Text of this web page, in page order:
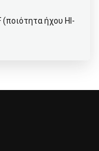
ήχου HI-